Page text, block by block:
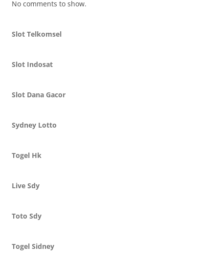
No comments to show.
Slot Telkomsel
Slot Indosat
Slot Dana Gacor
Sydney Lotto
Togel Hk
Live Sdy
Toto Sdy
Togel Sidney